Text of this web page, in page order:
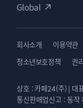
Global
회사소개 이용약관
청소년보호정책
권
상호 : 카페24(주) | 대
통신판매업신고 : 동